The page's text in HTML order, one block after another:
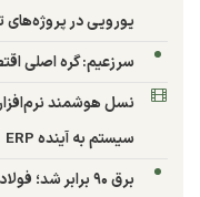
یورویی در
سرزعیم: گره اصلی
نسل هوشمند
سیستم به آینده ERP
برق ۹۰ برابر شد؛ فولاد مبارکه رکورد ۳۳ ساله اسلب را شکست